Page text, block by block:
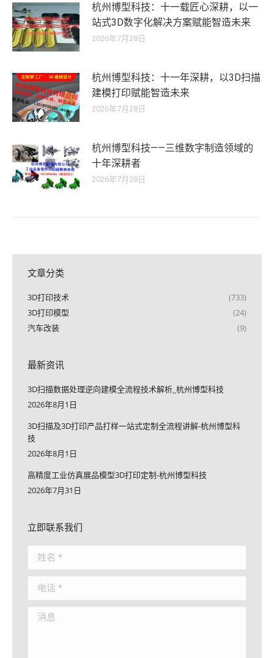
杭州博型科技：十一载匠心深耕，以一
站式3D数字化解决方案赋能智造未来
2026年7月28日
杭州博型科技：十一年深耕，以3D扫描
建模打印赋能智造未来
2026年7月28日
杭州博型科技——三维数字制造领域的
十年深耕者
2026年7月28日
文章分类
3D打印技术
(733)
3D打印模型
(24)
汽车改装
(9)
最新资讯
3D扫描数据处理逆向建模全流程技术解析_杭州博型科技
2026年8月1日
3D扫描及3D打印产品打样一站式定制全流程讲解-杭州博型科
技
2026年8月1日
高精度工业仿真展品模型3D打印定制-杭州博型科技
2026年7月31日
立即联系我们
姓名 *
电话 *
消息